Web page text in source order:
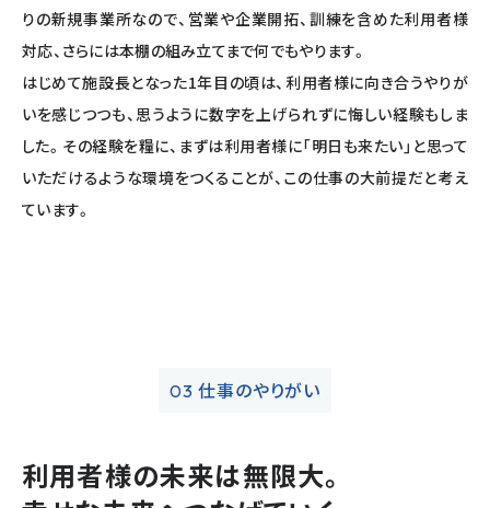
りの新規事業所なので、営業や企業開拓、訓練を含めた利用者様
対応、さらには本棚の組み立てまで何でもやります。
はじめて施設長となった1年目の頃は、利用者様に向き合うやりが
いを感じつつも、思うように数字を上げられずに悔しい経験もしま
した。その経験を糧に、まずは利用者様に「明日も来たい」と思って
いただけるような環境をつくることが、この仕事の大前提だと考え
ています。
03 仕事のやりがい
利用者様の未来は無限大。